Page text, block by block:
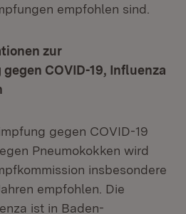
empfohlen sind.
zur
COVID-19, Influenza
gegen COVID-19
Pneumokokken wird
insbesondere
empfohlen. Die
ist in Baden-